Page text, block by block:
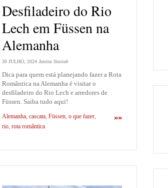
Desfiladeiro do Rio
Lech em Füssen na
Alemanha
30 JULHO, 2024 Janina Stasiak
Dica para quem está planejando fazer a Rota
Romântica na Alemanha é visitar o
desfiladeiro do Rio Lech e arredores de
Füssen. Saiba tudo aqui!
»»
Alemanha cascata Füssen o que fazer
rio rota romântica